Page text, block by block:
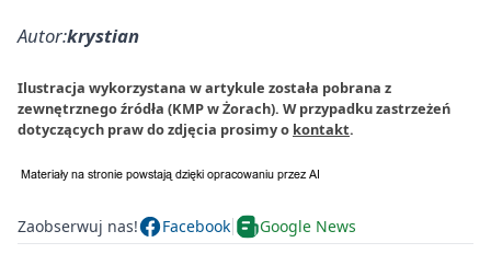
Autor:krystian
Ilustracja wykorzystana w artykule została pobrana z
zewnętrznego źródła (KMP w Żorach). W przypadku zastrzeżeń
dotyczących praw do zdjęcia prosimy o kontakt.
Zaobserwuj nas! Facebook Google News